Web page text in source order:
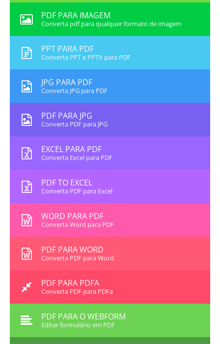
PDF PARA IMAGEM
Converta pdf para qualquer formato de imagem
PPT PARA PDF
Converta PPT e PPTX para PDF
JPG PARA PDF
Converta JPG para PDF
PDF PARA JPG
Converta PDF para JPG
EXCEL PARA PDF
Converta Excel para PDF
PDF TO EXCEL
Converta PDF para Excel
WORD PARA PDF
Converta Word para PDF
PDF PARA WORD
Converta PDF para Word
PDF PARA PDFA
Converta PDF para PDFa
PDF PARA O WEBFORM
Editar formulário em PDF